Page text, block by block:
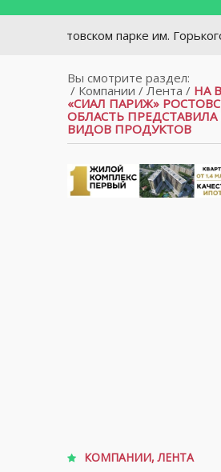
ростовском парке им. Горького
Вы смотрите раздел:
/ Компании /Лента / НА
«СИАЛ ПАРИЖ»
ОБЛАСТЬ ПРЕДСТАВИЛА
ВИДОВ ПРОДУКТОВ
КОМПАНИИ,ЛЕНТА